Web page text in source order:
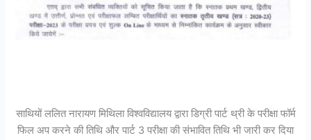
साथियों ललित नारायण मिथिला विश्वविद्यालय द्वारा डिग्री पार्ट थ्री के परीक्षा फॉर्म
फिल अप करने की तिथि और पार्ट 3 परीक्षा की संभावित तिथि भी जारी कर दिया